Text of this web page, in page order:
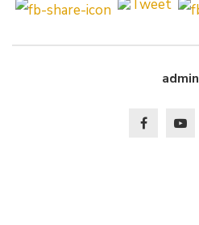
admin